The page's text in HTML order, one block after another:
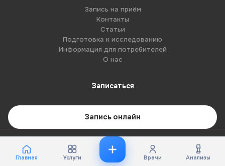
Запись на приём
Контакты
Статьи
Подготовка к исследованию
Информация для потребителей
О нас
Записаться
Запись онлайн
© 2026 G8-centre. Все права защищены.
Имеются противопоказания. Необходима консультация специалиста.
Главная Услуги Врачи Анализы